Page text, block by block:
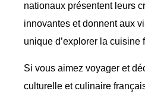
nationaux présentent leurs
innovantes et donnent aux
unique d’explorer la cuisine
Si vous aimez voyager et
culturelle et culinaire